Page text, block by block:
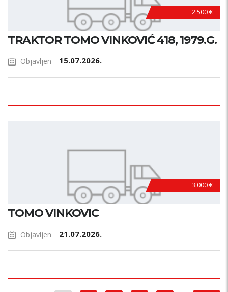
2.500 €
TRAKTOR TOMO VINKOVIĆ 418, 1979.G.
Objavljen 15.07.2026.
3.000 €
TOMO VINKOVIC
Objavljen 21.07.2026.